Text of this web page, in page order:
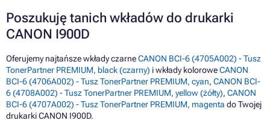
Poszukuję tanich wkładów do drukarki
CANON I900D
Oferujemy najtańsze wkłady czarneCANON BCI-6 (4705A002) - Tusz
TonerPartner PREMIUM, black (czarny) i wkłady koloroweCANON
BCI-6 (4706A002) - Tusz TonerPartner PREMIUM, cyan, CANON BCI-
6 (4708A002) - Tusz TonerPartner PREMIUM, yellow (żółty), CANON
BCI-6 (4707A002) - Tusz TonerPartner PREMIUM, magenta do Twojej
drukarki CANON I900D.